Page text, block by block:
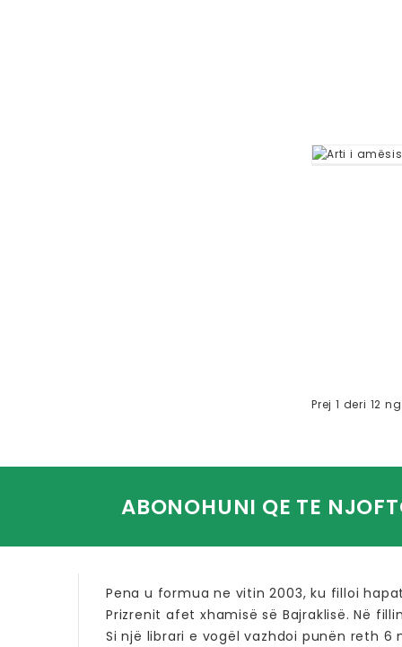
Prej 1 deri 12
ABONOHUNI QE TE
Pena u formua ne vitin 2003, ku filloi
Prizrenit afet xhamisë së Bajraklisë. Në
Si një librari e vogël vazhdoi punën reth